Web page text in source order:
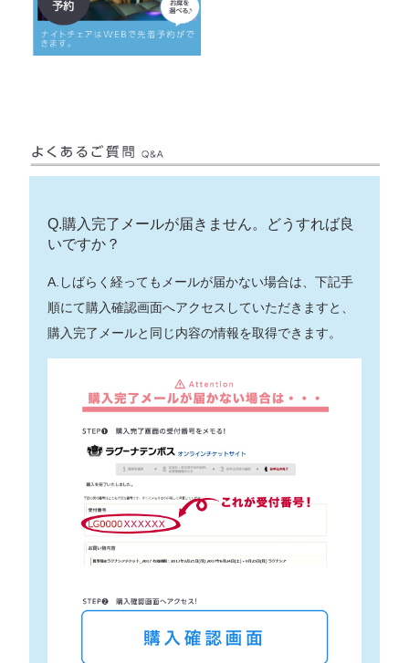
Q.購入完了メールが届きません。どうすれば良
いですか？
A.しばらく経ってもメールが届かない場合は、下記手
順にて購入確認画面へアクセスしていただきますと、
購入完了メールと同じ内容の情報を取得できます。